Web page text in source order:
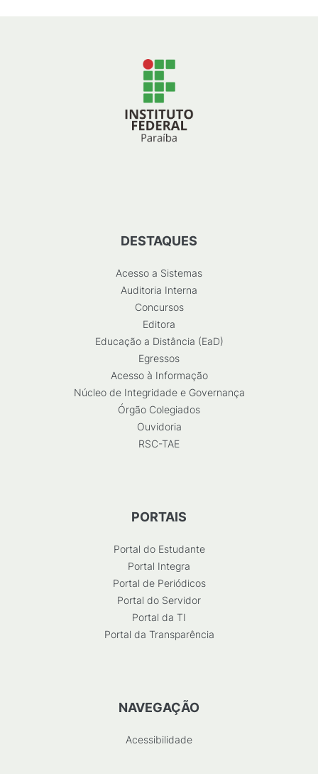
DESTAQUES
Acesso a Sistemas
Auditoria Interna
Concursos
Editora
Educação a Distância (EaD)
Egressos
Acesso à Informação
Núcleo de Integridade e Governança
Órgão Colegiados
Ouvidoria
RSC-TAE
PORTAIS
Portal do Estudante
Portal Integra
Portal de Periódicos
Portal do Servidor
Portal da TI
Portal da Transparência
NAVEGAÇÃO
Acessibilidade